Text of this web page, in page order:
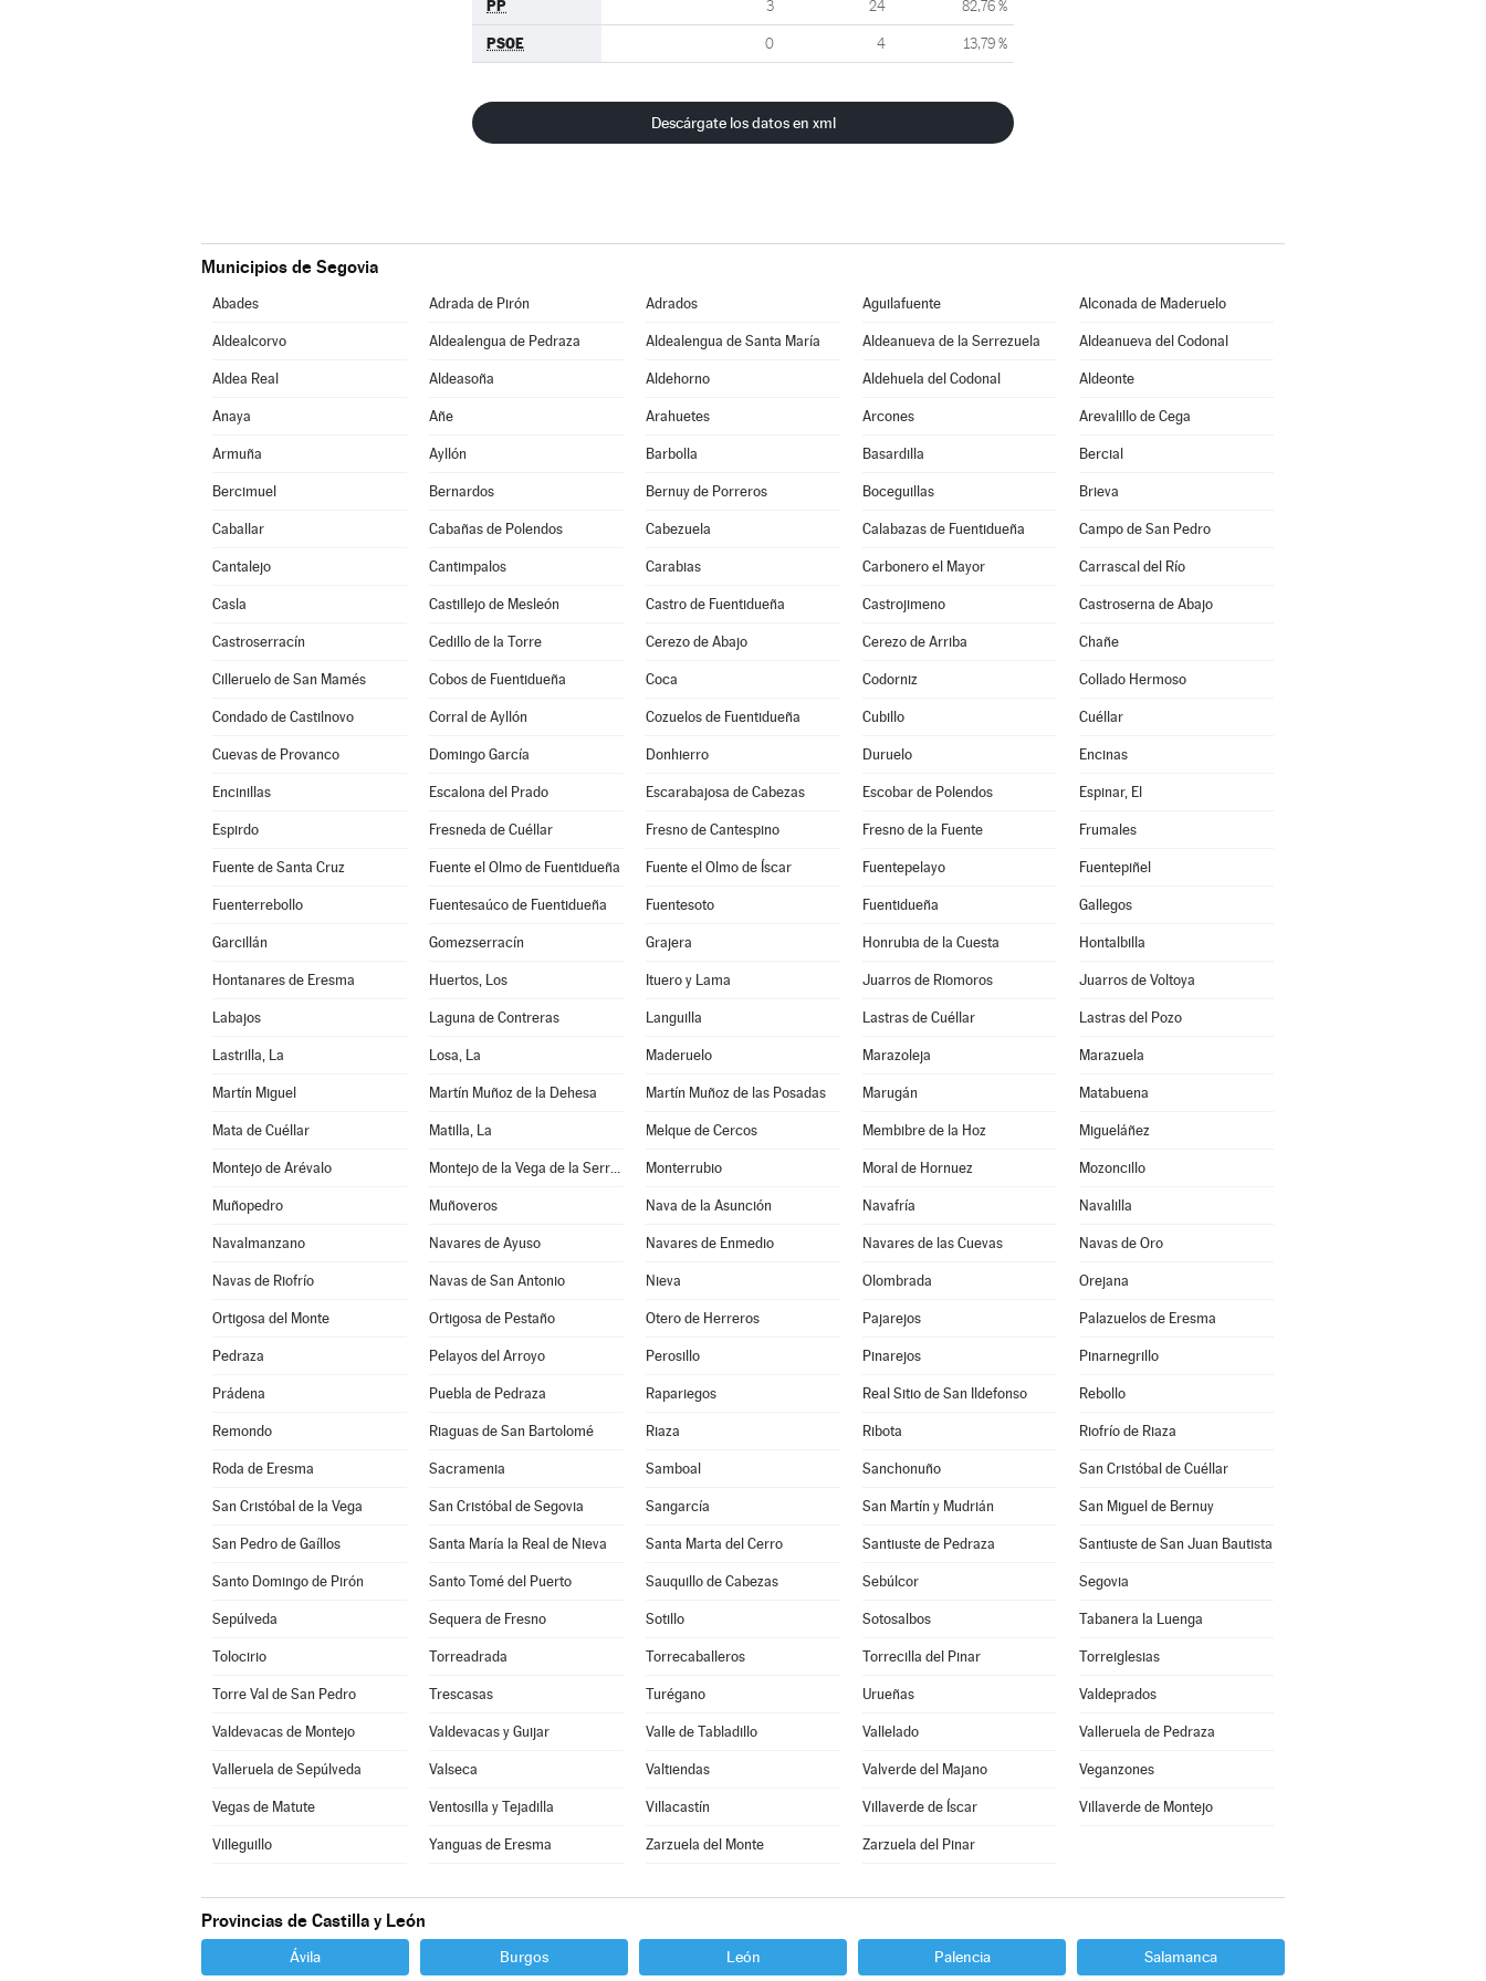
PP 3 24 82,76 %
PSOE 0 4 13,79 %
Descárgate los datos en xml
Municipios de Segovia
Abades Adrada de Pirón Adrados Aguilafuente Alconada de Maderuelo
Aldealcorvo Aldealengua de Pedraza Aldealengua de Santa María Aldeanueva de la Serrezuela Aldeanueva del Codonal
Aldea Real Aldeasoña Aldehorno Aldehuela del Codonal Aldeonte
Anaya Añe Arahuetes Arcones Arevalillo de Cega
Armuña Ayllón Barbolla Basardilla Bercial
Bercimuel Bernardos Bernuy de Porreros Boceguillas Brieva
Caballar Cabañas de Polendos Cabezuela Calabazas de Fuentidueña Campo de San Pedro
Cantalejo Cantimpalos Carabias Carbonero el Mayor Carrascal del Río
Casla Castillejo de Mesleón Castro de Fuentidueña Castrojimeno Castroserna de Abajo
Castroserracín Cedillo de la Torre Cerezo de Abajo Cerezo de Arriba Chañe
Cilleruelo de San Mamés Cobos de Fuentidueña Coca Codorniz Collado Hermoso
Condado de Castilnovo Corral de Ayllón Cozuelos de Fuentidueña Cubillo Cuéllar
Cuevas de Provanco Domingo García Donhierro Duruelo Encinas
Encinillas Escalona del Prado Escarabajosa de Cabezas Escobar de Polendos Espinar, El
Espirdo Fresneda de Cuéllar Fresno de Cantespino Fresno de la Fuente Frumales
Fuente de Santa Cruz Fuente el Olmo de Fuentidueña Fuente el Olmo de Íscar Fuentepelayo Fuentepiñel
Fuenterrebollo Fuentesaúco de Fuentidueña Fuentesoto Fuentidueña Gallegos
Garcillán Gomezserracín Grajera Honrubia de la Cuesta Hontalbilla
Hontanares de Eresma Huertos, Los Ituero y Lama Juarros de Riomoros Juarros de Voltoya
Labajos Laguna de Contreras Languilla Lastras de Cuéllar Lastras del Pozo
Lastrilla, La Losa, La Maderuelo Marazoleja Marazuela
Martín Miguel Martín Muñoz de la Dehesa Martín Muñoz de las Posadas Marugán Matabuena
Mata de Cuéllar Matilla, La Melque de Cercos Membibre de la Hoz Migueláñez
Montejo de Arévalo Montejo de la Vega de la Serrezuela Monterrubio Moral de Hornuez Mozoncillo
Muñopedro Muñoveros Nava de la Asunción Navafría Navalilla
Navalmanzano Navares de Ayuso Navares de Enmedio Navares de las Cuevas Navas de Oro
Navas de Riofrío Navas de San Antonio Nieva Olombrada Orejana
Ortigosa del Monte Ortigosa de Pestaño Otero de Herreros Pajarejos Palazuelos de Eresma
Pedraza Pelayos del Arroyo Perosillo Pinarejos Pinarnegrillo
Prádena Puebla de Pedraza Rapariegos Real Sitio de San Ildefonso Rebollo
Remondo Riaguas de San Bartolomé Riaza Ribota Riofrío de Riaza
Roda de Eresma Sacramenia Samboal Sanchonuño San Cristóbal de Cuéllar
San Cristóbal de la Vega San Cristóbal de Segovia Sangarcía San Martín y Mudrián San Miguel de Bernuy
San Pedro de Gaíllos Santa María la Real de Nieva Santa Marta del Cerro Santiuste de Pedraza Santiuste de San Juan Bautista
Santo Domingo de Pirón Santo Tomé del Puerto Sauquillo de Cabezas Sebúlcor Segovia
Sepúlveda Sequera de Fresno Sotillo Sotosalbos Tabanera la Luenga
Tolocirio Torreadrada Torrecaballeros Torrecilla del Pinar Torreiglesias
Torre Val de San Pedro Trescasas Turégano Urueñas Valdeprados
Valdevacas de Montejo Valdevacas y Guijar Valle de Tabladillo Vallelado Valleruela de Pedraza
Valleruela de Sepúlveda Valseca Valtiendas Valverde del Majano Veganzones
Vegas de Matute Ventosilla y Tejadilla Villacastín Villaverde de Íscar Villaverde de Montejo
Villeguillo Yanguas de Eresma Zarzuela del Monte Zarzuela del Pinar
Provincias de Castilla y León
Ávila Burgos León Palencia Salamanca